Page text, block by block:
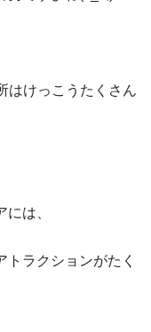
はけっこうたくさん
は、
ラクションがたく